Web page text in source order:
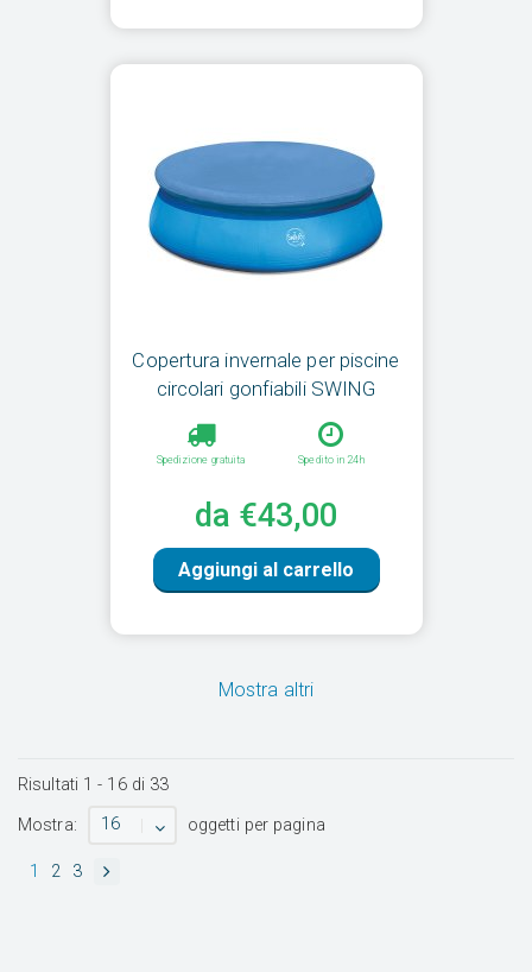
Copertura invernale per piscine
circolari gonfiabili SWING
Spedizione gratuita Spedito in 24h
da €43,00
Aggiungi al carrello
Mostra altri
Risultati 1 - 16di 33
Mostra:
16 oggetti per pagina
1 2 3